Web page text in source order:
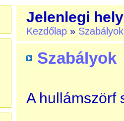
Jelenlegi hely
Kezdőlap » Szabályok
Szabályok
A hullámszörf